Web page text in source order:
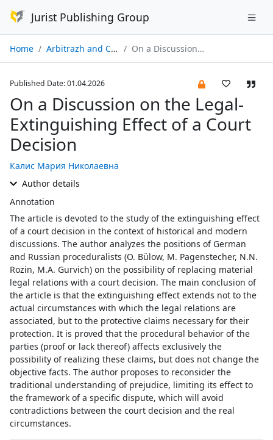
Jurist Publishing Group
Home Arbitrazh and Civil Procedure № 04/2026 On a Discussion on the Legal-Extinguishing Effect of a Court Decision
Published Date: 01.04.2026
On a Discussion on the Legal-
Extinguishing Effect of a Court
Decision
Калис Мария Николаевна
Author details
Annotation
The article is devoted to the study of the extinguishing effect
of a court decision in the context of historical and modern
discussions. The author analyzes the positions of German
and Russian proceduralists (O. Bülow, M. Pagenstecher, N.N.
Rozin, M.A. Gurvich) on the possibility of replacing material
legal relations with a court decision. The main conclusion of
the article is that the extinguishing effect extends not to the
actual circumstances with which the legal relations are
associated, but to the protective claims necessary for their
protection. It is proved that the procedural behavior of the
parties (proof or lack thereof) affects exclusively the
possibility of realizing these claims, but does not change the
objective facts. The author proposes to reconsider the
traditional understanding of prejudice, limiting its effect to
the framework of a specific dispute, which will avoid
contradictions between the court decision and the real
circumstances.